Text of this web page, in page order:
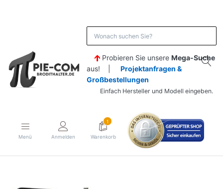
Probieren Sie unsere Mega-Suche
aus! | Projektanfragen &
Großbestellungen
Einfach Hersteller und Modell eingeben.
Menü Anmelden
1
Warenkorb